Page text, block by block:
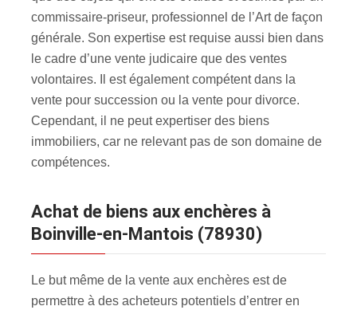
commissaire-priseur, professionnel de l’Art de façon
générale. Son expertise est requise aussi bien dans
le cadre d’une vente judicaire que des ventes
volontaires. Il est également compétent dans la
vente pour succession ou la vente pour divorce.
Cependant, il ne peut expertiser des biens
immobiliers, car ne relevant pas de son domaine de
compétences.
Achat de biens aux enchères à
Boinville-en-Mantois (78930)
Le but même de la vente aux enchères est de
permettre à des acheteurs potentiels d’entrer en